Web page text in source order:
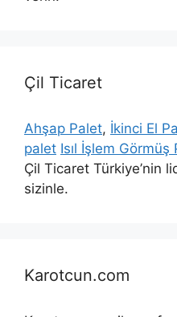
Çil Ticaret
Ahşap Palet, İkinci El
palet Isıl İşlem Görmüş
Çil Ticaret Türkiye’nin
sizinle.
Karotcun.com